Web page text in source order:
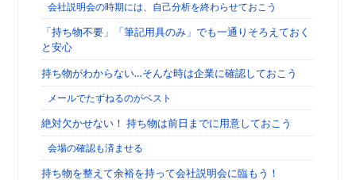
会社説明会の時期には、自己分析を終わらせておこう
「持ち物不要」「筆記用具のみ」でも一通りそろえておく
と安心
持ち物がわからない…そんな時は企業に確認しておこう
メールでたずねるのがベスト
絶対欠かせない！ 持ち物は前日までに用意しておこう
会場の確認も済ませる
持ち物を整えて余裕を持って会社説明会に臨もう！